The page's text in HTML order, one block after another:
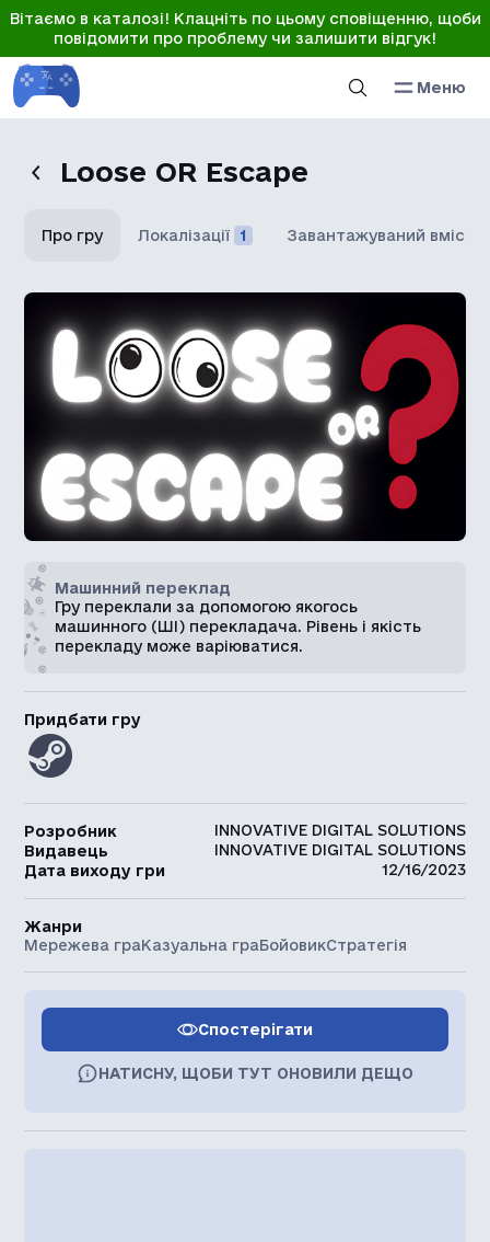
Вітаємо в каталозі! Клацніть по цьому сповіщенню, щоби
повідомити про проблему чи залишити відгук!
Меню
Loose OR Escape
Про гру Локалізації 1 Завантажуваний вміст
Машинний переклад
Гру переклали за допомогою якогось
машинного (ШІ) перекладача. Рівень і якість
перекладу може варіюватися.
Придбати гру
Розробник
INNOVATIVE DIGITAL SOLUTIONS
Видавець
INNOVATIVE DIGITAL SOLUTIONS
Дата виходу гри
12/16/2023
Жанри
Мережева граКазуальна граБойовикСтратегія
Спостерігати
НАТИСНУ, ЩОБИ ТУТ ОНОВИЛИ ДЕЩО